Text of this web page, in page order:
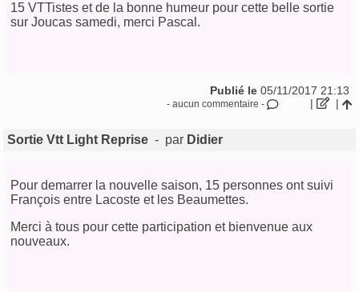
15 VTTistes et de la bonne humeur pour cette belle sortie
sur Joucas samedi, merci Pascal.
Publié le 05/11/2017 21:13
- aucun commentaire - | |
Sortie Vtt Light Reprise - par Didier
Pour demarrer la nouvelle saison, 15 personnes ont suivi
François entre Lacoste et les Beaumettes.
Merci à tous pour cette participation et bienvenue aux
nouveaux.